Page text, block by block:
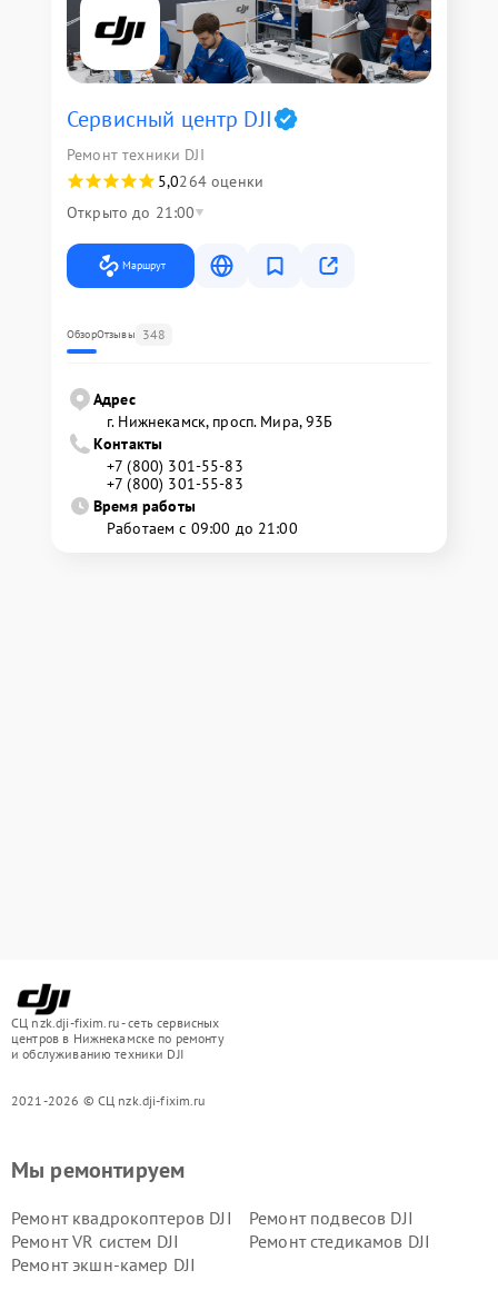
Сервисный центр DJI
Ремонт техники DJI
5,0264 оценки
Открыто до 21:00
Маршрут
ОбзорОтзывы 348
Адрес
г. Нижнекамск, просп. Мира, 93Б
Контакты
+7 (800) 301-55-83
+7 (800) 301-55-83
Время работы
Работаем с 09:00 до 21:00
СЦ nzk.dji-fixim.ru - сеть сервисных
центров в Нижнекамске по ремонту
и обслуживанию техники DJI
2021-2026 © СЦ nzk.dji-fixim.ru
Мы ремонтируем
Ремонт квадрокоптеров DJI
Ремонт подвесов DJI
Ремонт VR систем DJI
Ремонт стедикамов DJI
Ремонт экшн-камер DJI